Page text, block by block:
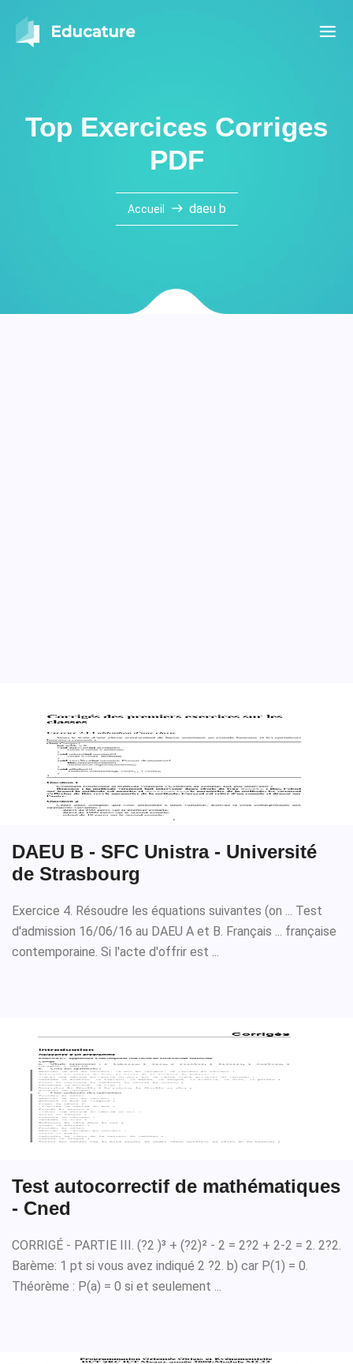
Top Exercices Corriges
PDF
Accueil daeu b
DAEU B - SFC Unistra - Université
de Strasbourg
Exercice 4. Résoudre les équations suivantes (on ... Test
d'admission 16/06/16 au DAEU A et B. Français ... française
contemporaine. Si l'acte d'offrir est ...
Test autocorrectif de mathématiques
- Cned
CORRIGÉ - PARTIE III. (?2 )³ + (?2)² - 2 = 2?2 + 2-2 = 2. 2?2.
Barème: 1 pt si vous avez indiqué 2 ?2. b) car P(1) = 0.
Théorème : P(a) = 0 si et seulement ...